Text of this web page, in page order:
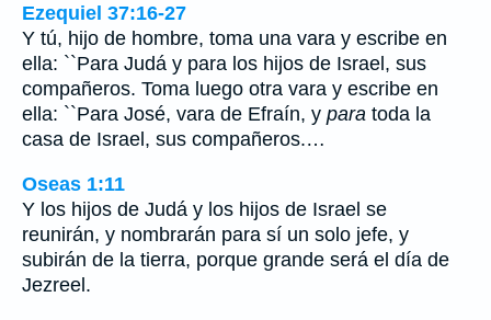
Ezequiel 37:16-27
Y tú, hijo de hombre, toma una vara y escribe en
ella: ``Para Judá y para los hijos de Israel, sus
compañeros. Toma luego otra vara y escribe en
ella: ``Para José, vara de Efraín, y para toda la
casa de Israel, sus compañeros.…
Oseas 1:11
Y los hijos de Judá y los hijos de Israel se
reunirán, y nombrarán para sí un solo jefe, y
subirán de la tierra, porque grande será el día de
Jezreel.